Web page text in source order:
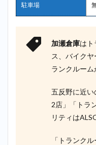
駐車場
加瀬倉庫はト
ス、バイク
ランクルーム
五反野に近
2店」「トラ
リティは
「トランク